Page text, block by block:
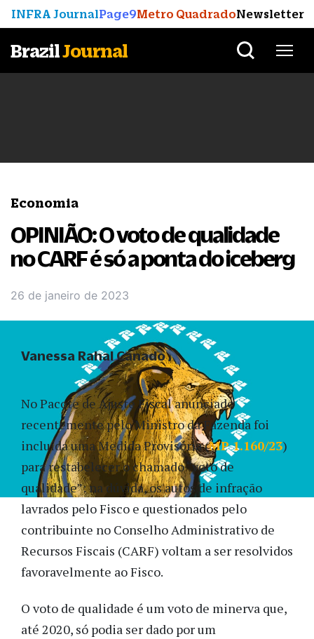
INFRA JournalPage9Metro QuadradoNewsletter
BrazilJournal
Economia
OPINIÃO: O voto de qualidade
no CARF é só a ponta do iceberg
26 de janeiro de 2023
No Pacote de Ajuste Fiscal anunciado
recentemente pelo Ministro da Fazenda foi
incluída uma Medida Provisória (MP 1.160/23)
para restabelecer o chamado “voto de
qualidade”: na dúvida, os autos de infração
lavrados pelo Fisco e questionados pelo
contribuinte no Conselho Administrativo de
Recursos Fiscais (CARF) voltam a ser resolvidos
favoravelmente ao Fisco.
O voto de qualidade é um voto de minerva que,
até 2020, só podia ser dado por um
Vanessa Rahal Canado